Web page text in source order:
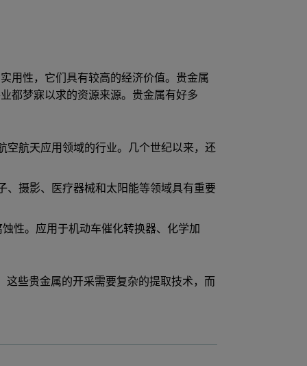
用性，它们具有较高的经济价值。贵金属
都梦寐以求的资源来源。贵金属有好多
空航天应用领域的行业。几个世纪以来，还
、摄影、医疗器械和太阳能等领域具有重要
性。应用于机动车催化转换器、化学加
这些贵金属的开采需要复杂的提取技术，而